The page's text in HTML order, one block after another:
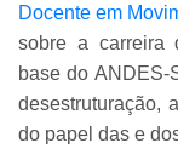
Docente em
sobre a carreira
base do ANDES-
desestruturação,
do papel das e